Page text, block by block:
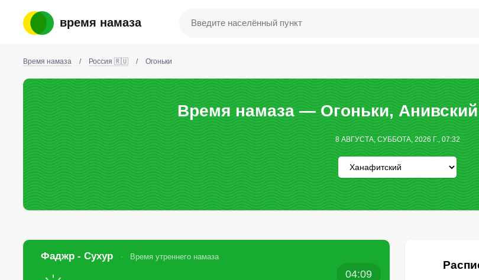
время намаза
Время намаза / Россия 🇷🇺 / Огоньки
Время намаза — Огоньки, Анивский
8 АВГУСТА, СУББОТА, 2026 Г., 07:32
Фаджр - Сухур Время утреннего намаза
04:09